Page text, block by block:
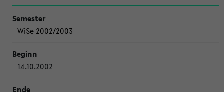
WiSe 2002/2003
14.10.2002